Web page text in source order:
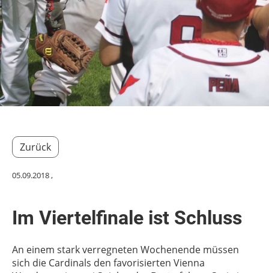
Zurück
05.09.2018,
Im Viertelfinale ist Schluss
An einem stark verregneten Wochenende müssen
sich die Cardinals den favorisierten Vienna